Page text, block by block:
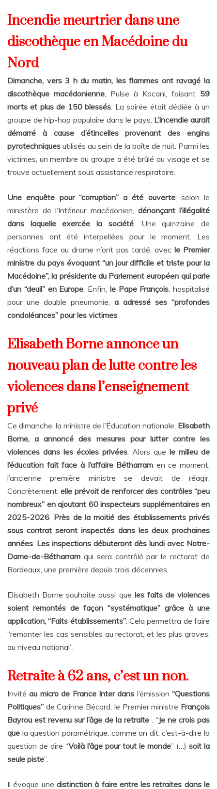
Incendie meurtrier dans une
discothèque en Macédoine du
Nord
Dimanche, vers 3 h du matin, les flammes ont ravagé la
discothèque macédonienne , Pulse à Kocani, faisant 59
morts et plus de 150 blessés . La soirée était dédiée à un
groupe de hip-hop populaire dans le pays. L’incendie aurait
démarré à cause d’étincelles provenant des engins
pyrotechniques utilisés au sein de la boîte de nuit. Parmi les
victimes, un membre du groupe a été brûlé au visage et se
trouve actuellement sous assistance respiratoire.
Une enquête pour “corruption” a été ouverte, selon le
ministère de l’Intérieur macédonien, dénonçant l’illégalité
dans laquelle exercée la société. Une quinzaine de
personnes ont été interpellées pour le moment. Les
réactions face au drame n’ont pas tardé, avec le Premier
ministre du pays évoquant “un jour difficile et triste pour la
Macédoine”, la présidente du Parlement européen qui parle
d’un “deuil” en Europe . Enfin, le Pape François , hospitalisé
pour une double pneumonie, a adressé ses “profondes
condoléances” pour les victimes
Elisabeth Borne annonce un
nouveau plan de lutte contre les
violences dans l’enseignement
privé
Ce dimanche, la ministre de l’Éducation nationale, Elisabeth
Borne, a annoncé des mesures pour lutter contre les
violences dans les écoles privées . Alors que le milieu de
l’éducation fait face à l’affaire Bétharram en ce moment,
l’ancienne première ministre se devait de réagir.
Concrètement,elle prévoit de renforcer des contrôles “peu
nombreux” en ajoutant 60 inspecteurs supplémentaires en
2025-2026 Près de la moitié des établissements privés
sous contrat seront inspectés dans les deux prochaines
années Les inspections débuteront dès lundi avec Notre-
Dame-de-Bétharram qui sera contrôlé par le rectorat de
Bordeaux, une première depuis trois décennies.
Elisabeth Borne souhaite aussi que les faits de violences
soient remontés de façon “systématique” grâce à une
application, “Faits établissements”. Cela permettra de faire
“remonter les cas sensibles au rectorat, et les plus graves,
au niveau national”.
Retraite à 62 ans, c’est un non.
Invitéau micro de France Inter dans l’émission “Questions
Politiques” de Carinne Bécard, le Premier ministre François
Bayrou est revenu sur l’âge de la retraite : “Je ne crois pas
que la question paramétrique, comme on dit, c’est-à-dire la
question de dire “Voilà l’âge pour tout le monde” (…) soit la
seule piste”.
Il évoque une distinction à faire entre les retraites dans le